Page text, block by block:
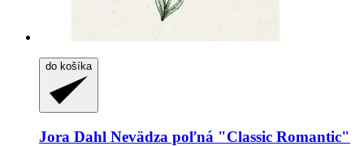
do košíka
Jora Dahl Nevädza poľná "Classic Romantic"